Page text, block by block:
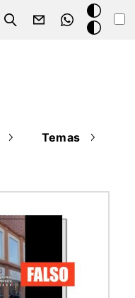
Search
Modo
oscuro
Temas